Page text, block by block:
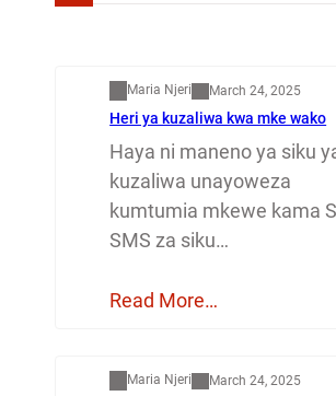
Maria Njeri March 24, 2025
Heri ya kuzaliwa kwa mke wako
Haya ni maneno ya siku
kuzaliwa unayoweza
kumtumia mkewe kama
SMS za siku…
Read More…
Maria Njeri March 24, 2025